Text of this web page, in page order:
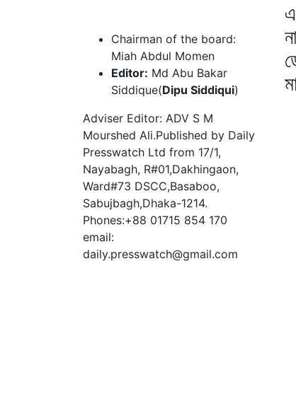
Chairman of the board:
Miah Abdul Momen
Editor: Md Abu Bakar
Siddique(Dipu Siddiqui)
Adviser Editor: ADV S M
Mourshed Ali.Published by Daily
Presswatch Ltd from 17/1,
Nayabagh, R#01,Dakhingaon,
Ward#73 DSCC,Basaboo,
Sabujbagh,Dhaka-1214.
Phones:+88 01715 854 170
email:
daily.presswatch@gmail.com